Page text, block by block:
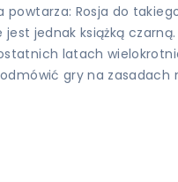
powtarza: Rosja do
jednak książką
latach
odmówić gry na